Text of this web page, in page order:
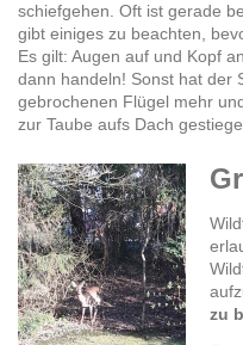
schiefgehen. Oft ist gerade
gibt einiges zu beachten,
Es gilt: Augen auf und Kopf
dann handeln! Sonst hat der
gebrochenen Flügel mehr
zur Taube aufs Dach
zu